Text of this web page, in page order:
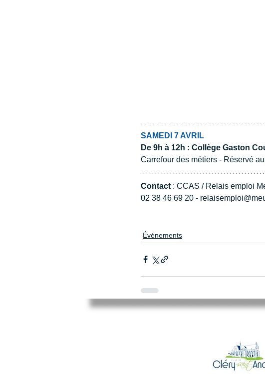
SAMEDI 7 AVRIL
De 9h à 12h : Collège Gaston
Carrefour des métiers - Réservé
Contact : CCAS / Relais emploi
02 38 46 69 20 -
Événements